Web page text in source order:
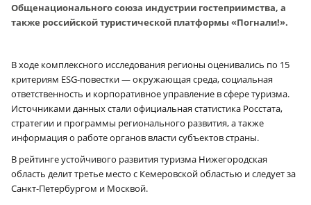
Общенационального союза индустрии гостеприимства, а
также российской туристической платформы «Погнали!».
В ходе комплексного исследования регионы оценивались по 15
критериям ESG-повестки — окружающая среда, социальная
ответственность и корпоративное управление в сфере туризма.
Источниками данных стали официальная статистика Росстата,
стратегии и программы регионального развития, а также
информация о работе органов власти субъектов страны.
В рейтинге устойчивого развития туризма Нижегородская
область делит третье место с Кемеровской областью и следует за
Санкт-Петербургом и Москвой.